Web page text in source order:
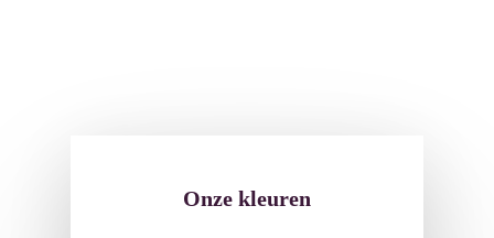
Onze kleuren